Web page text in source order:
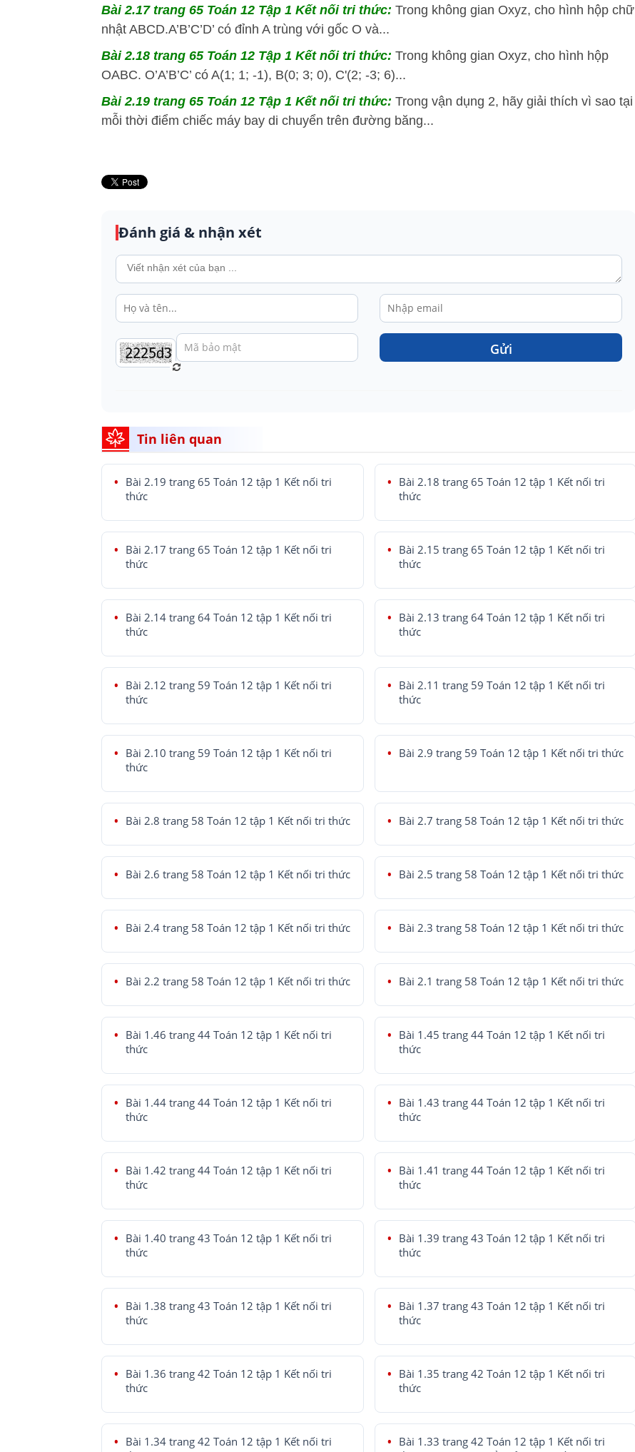
Bài 2.17 trang 65 Toán 12 Tập 1 Kết nối tri thức: Trong không gian Oxyz, cho hình hộp chữ
nhật ABCD.A’B’C’D’ có đỉnh A trùng với gốc O và...
Bài 2.18 trang 65 Toán 12 Tập 1 Kết nối tri thức: Trong không gian Oxyz, cho hình hộp
OABC. O’A’B’C’ có A(1; 1; -1), B(0; 3; 0), C'(2; -3; 6)...
Bài 2.19 trang 65 Toán 12 Tập 1 Kết nối tri thức: Trong vận dụng 2, hãy giải thích vì sao tại
mỗi thời điểm chiếc máy bay di chuyển trên đường băng...
Đánh giá & nhận xét
Gửi
Tin liên quan
Bài 2.19 trang 65 Toán 12 tập 1 Kết nối tri
thức
Bài 2.18 trang 65 Toán 12 tập 1 Kết nối tri
thức
Bài 2.17 trang 65 Toán 12 tập 1 Kết nối tri
thức
Bài 2.15 trang 65 Toán 12 tập 1 Kết nối tri
thức
Bài 2.14 trang 64 Toán 12 tập 1 Kết nối tri
thức
Bài 2.13 trang 64 Toán 12 tập 1 Kết nối tri
thức
Bài 2.12 trang 59 Toán 12 tập 1 Kết nối tri
thức
Bài 2.11 trang 59 Toán 12 tập 1 Kết nối tri
thức
Bài 2.10 trang 59 Toán 12 tập 1 Kết nối tri
thức
Bài 2.9 trang 59 Toán 12 tập 1 Kết nối tri thức
Bài 2.8 trang 58 Toán 12 tập 1 Kết nối tri thức Bài 2.7 trang 58 Toán 12 tập 1 Kết nối tri thức
Bài 2.6 trang 58 Toán 12 tập 1 Kết nối tri thức Bài 2.5 trang 58 Toán 12 tập 1 Kết nối tri thức
Bài 2.4 trang 58 Toán 12 tập 1 Kết nối tri thức Bài 2.3 trang 58 Toán 12 tập 1 Kết nối tri thức
Bài 2.2 trang 58 Toán 12 tập 1 Kết nối tri thức Bài 2.1 trang 58 Toán 12 tập 1 Kết nối tri thức
Bài 1.46 trang 44 Toán 12 tập 1 Kết nối tri
thức
Bài 1.45 trang 44 Toán 12 tập 1 Kết nối tri
thức
Bài 1.44 trang 44 Toán 12 tập 1 Kết nối tri
thức
Bài 1.43 trang 44 Toán 12 tập 1 Kết nối tri
thức
Bài 1.42 trang 44 Toán 12 tập 1 Kết nối tri
thức
Bài 1.41 trang 44 Toán 12 tập 1 Kết nối tri
thức
Bài 1.40 trang 43 Toán 12 tập 1 Kết nối tri
thức
Bài 1.39 trang 43 Toán 12 tập 1 Kết nối tri
thức
Bài 1.38 trang 43 Toán 12 tập 1 Kết nối tri
thức
Bài 1.37 trang 43 Toán 12 tập 1 Kết nối tri
thức
Bài 1.36 trang 42 Toán 12 tập 1 Kết nối tri
thức
Bài 1.35 trang 42 Toán 12 tập 1 Kết nối tri
thức
Bài 1.34 trang 42 Toán 12 tập 1 Kết nối tri
Bài 1.33 trang 42 Toán 12 tập 1 Kết nối tri